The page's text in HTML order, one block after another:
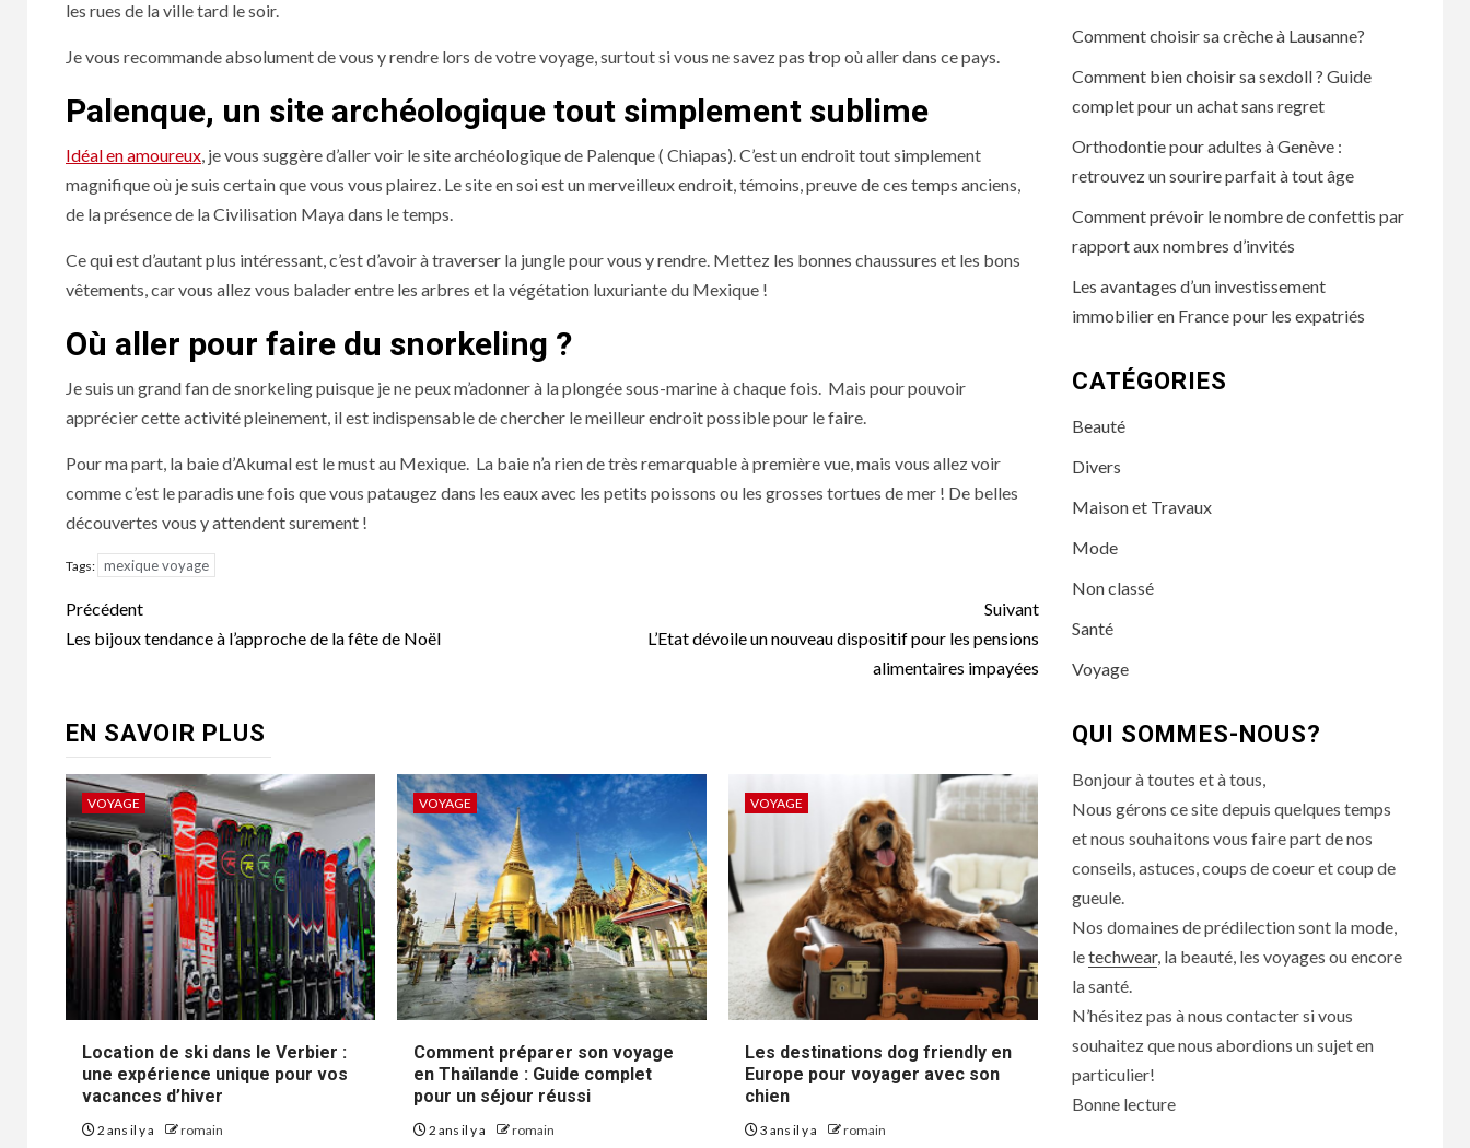
les rues de la ville tard le soir.
Je vous recommande absolument de vous y rendre lors de votre voyage, surtout si vous ne savez pas trop où aller dans ce pays.
Palenque, un site archéologique tout simplement sublime
Idéal en amoureux , je vous suggère d’aller voir le site archéologique de Palenque ( Chiapas). C’est un endroit tout simplement
magnifique où je suis certain que vous vous plairez. Le site en soi est un merveilleux endroit, témoins, preuve de ces temps anciens,
de la présence de la Civilisation Maya dans le temps.
Ce qui est d’autant plus intéressant, c’est d’avoir à traverser la jungle pour vous y rendre. Mettez les bonnes chaussures et les bons
vêtements, car vous allez vous balader entre les arbres et la végétation luxuriante du Mexique !
Où aller pour faire du snorkeling ?
Je suis un grand fan de snorkeling puisque je ne peux m’adonner à la plongée sous-marine à chaque fois. Mais pour pouvoir
apprécier cette activité pleinement, il est indispensable de chercher le meilleur endroit possible pour le faire.
Pour ma part, la baie d’Akumal est le must au Mexique. La baie n’a rien de très remarquable à première vue, mais vous allez voir
comme c’est le paradis une fois que vous pataugez dans les eaux avec les petits poissons ou les grosses tortues de mer ! De belles
découvertes vous y attendent surement !
Tags: mexique voyage
Navigation
d’article
Précédent
Les bijoux tendance à l’approche de la fête de Noël
Suivant
L’Etat dévoile un nouveau dispositif pour les pensions
alimentaires impayées
EN SAVOIR PLUS
VOYAGE
Location de ski dans le Verbier :
une expérience unique pour vos
vacances d’hiver
2 ans il y a romain
VOYAGE
Comment préparer son voyage
en Thaïlande : Guide complet
pour un séjour réussi
2 ans il y a romain
VOYAGE
Les destinations dog friendly en
Europe pour voyager avec son
chien
3 ans il y a romain
Comment choisir sa crèche à Lausanne?
Comment bien choisir sa sexdoll ? Guide
complet pour un achat sans regret
Orthodontie pour adultes à Genève :
retrouvez un sourire parfait à tout âge
Comment prévoir le nombre de confettis par
rapport aux nombres d’invités
Les avantages d’un investissement
immobilier en France pour les expatriés
CATÉGORIES
Beauté
Divers
Maison et Travaux
Mode
Non classé
Santé
Voyage
QUI SOMMES-NOUS?
Bonjour à toutes et à tous,
Nous gérons ce site depuis quelques temps
et nous souhaitons vous faire part de nos
conseils, astuces, coups de coeur et coup de
gueule.
Nos domaines de prédilection sont la mode,
letechwear, la beauté, les voyages ou encore
la santé.
N’hésitez pas à nous contacter si vous
souhaitez que nous abordions un sujet en
particulier!
Bonne lecture